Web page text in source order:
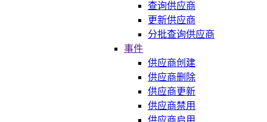
查询供应商
更新供应商
分批查询供应商
事件
供应商创建
供应商删除
供应商更新
供应商禁用
供应商启用